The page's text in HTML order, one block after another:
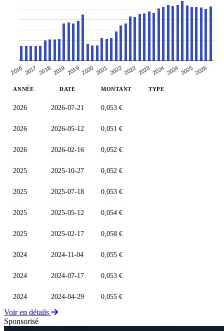
2016 2017 2018 2019 2019 2020 2021 20222022 2023 2024 2024 2025 2026
ANNÉE DATE MONTANT TYPE
2026 2026-07-21 0,053 €
2026 2026-05-12 0,051 €
2026 2026-02-16 0,052 €
2025 2025-10-27 0,052 €
2025 2025-07-18 0,053 €
2025 2025-05-12 0,054 €
2025 2025-02-17 0,058 €
2024 2024-11-04 0,055 €
2024 2024-07-17 0,053 €
2024 2024-04-29 0,055 €
Voir en détails
Sponsorisé